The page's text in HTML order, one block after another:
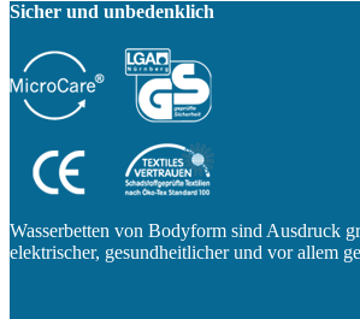
Sicher und unbedenklich
Wasserbetten von Bodyform sind Ausdruck
elektrischer, gesundheitlicher und vor allem